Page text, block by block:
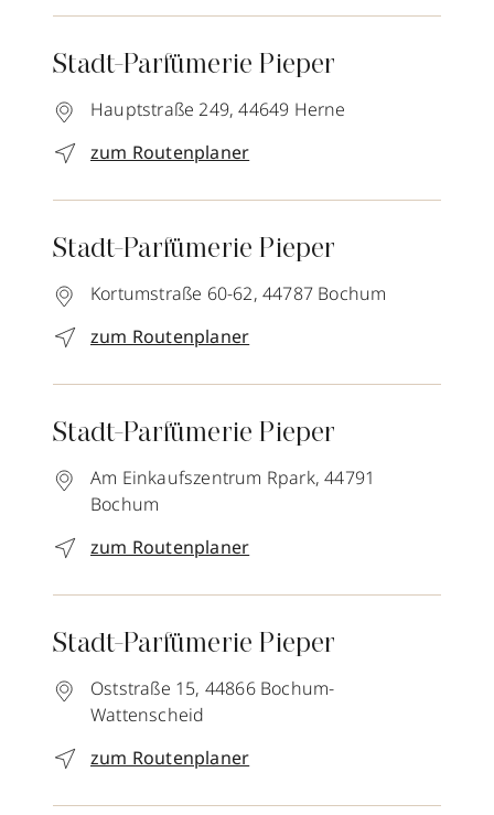
Stadt-Parfümerie Pieper
Hauptstraße 249, 44649 Herne
zum Routenplaner
Stadt-Parfümerie Pieper
Kortumstraße 60-62, 44787 Bochum
zum Routenplaner
Stadt-Parfümerie Pieper
Am Einkaufszentrum Rpark, 44791
Bochum
zum Routenplaner
Stadt-Parfümerie Pieper
Oststraße 15, 44866 Bochum-
Wattenscheid
zum Routenplaner